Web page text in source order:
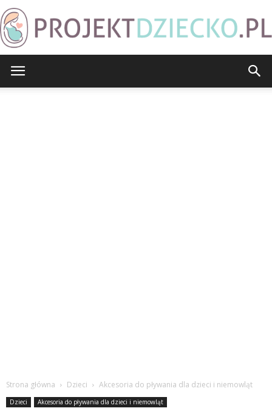
Strona główna Dzieci Akcesoria do pływania dla dzieci i niemowląt
Dzieci Akcesoria do pływania dla dzieci i niemowląt